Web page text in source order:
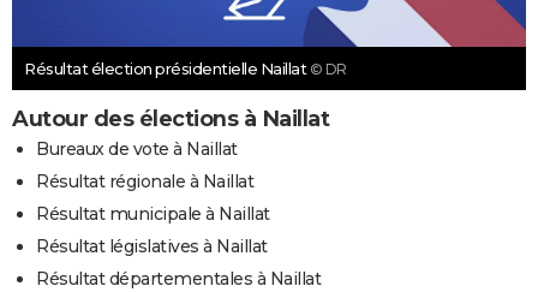
Résultat élection présidentielle Naillat © DR
Autour des élections à Naillat
Bureaux de vote à Naillat
Résultat régionale à Naillat
Résultat municipale à Naillat
Résultat législatives à Naillat
Résultat départementales à Naillat